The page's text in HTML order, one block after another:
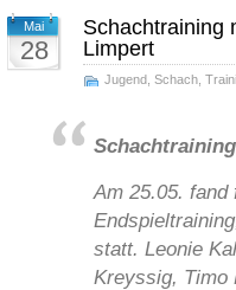
Mai
28
Schachtraining
Limpert
Jugend Schach
Am 25.05. fand
statt. Leonie
Kreyssig, Timo